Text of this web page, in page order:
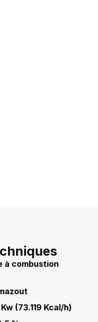
à combustion
(73.119 Kcal/h)